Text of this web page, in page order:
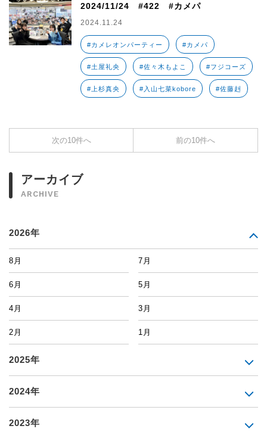
2024/11/24 #422 #カメパ
2024.11.24
#カメレオンパーティー #カメパ
#土屋礼央 #佐々木もよこ #フジコーズ
#上杉真央 #入山七菜kobore #佐藤赳
次の10件へ 前の10件へ
アーカイブ
ARCHIVE
2026年
8月 7月
6月 5月
4月 3月
2月 1月
2025年
2024年
2023年